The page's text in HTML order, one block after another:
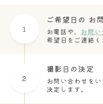
1
ご希望日の お
お電話や、 お問
希望日をご連絡く
2
撮影日の決定
お問い合わせを
決定します。